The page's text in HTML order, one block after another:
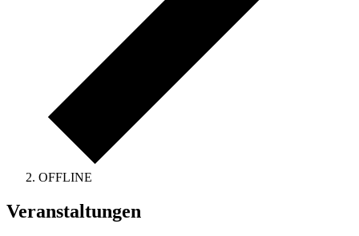
OFFLINE
Veranstaltungen